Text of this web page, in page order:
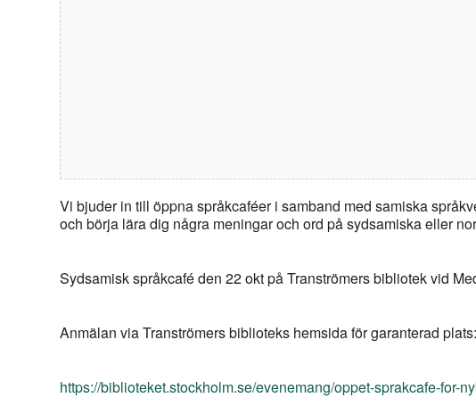
Vi bjuder in till öppna språkcaféer i samband med samiska
och börja lära dig några meningar och ord på sydsamiska eller
Sydsamisk språkcafé den 22 okt på Tranströmers bibliotek vid
Anmälan via Tranströmers biblioteks hemsida för garanterad plats:
https://biblioteket.stockholm.se/evenemang/oppet-sprakcafe-for-